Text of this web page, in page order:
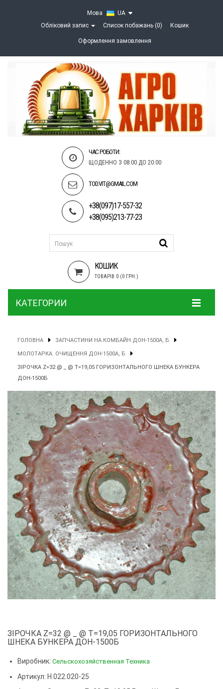
Мова
UA
Обліковий запис
Список побажань (0) Кошик
Оформлення замовлення
ЧАС РОБОТИ:
ЩОДЕННО З 08:00 ДО 20:00
TOD.VIT@GMAIL.COM
+38(097)17-557-32
+38(095)213-77-23
КОШИК
ТОВАРІВ 0 (0 ГРН.)
КАТЕГОРИИ
ГОЛОВНА ЗАПЧАСТИНИ НА КОМБАЙН ДОН-1500А, Б
МОЛОТАРКА. ОЧИЩЕННЯ ДОН-1500А, Б
ЗІРОЧКА Z=32 @ _ @ T=19,05 ГОРИЗОНТАЛЬНОГО ШНЕКА БУНКЕРА
ДОН-1500Б
ЗІРОЧКА Z=32 @ _ @ T=19,05 ГОРИЗОНТАЛЬНОГО
ШНЕКА БУНКЕРА ДОН-1500Б
Виробник: Сельскохозяйственная Техника
Артикул: Н.022.020-25